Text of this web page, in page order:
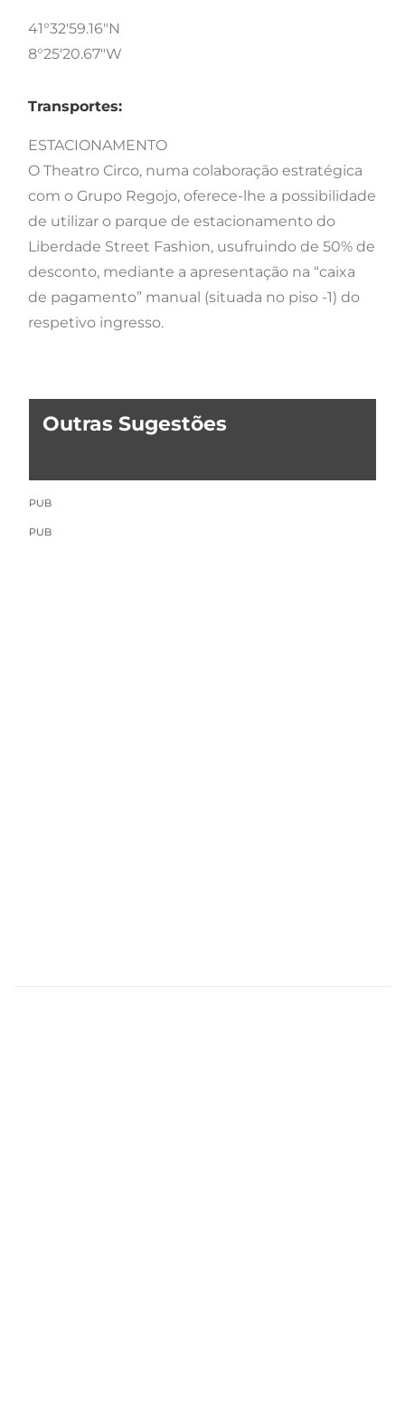
41°32'59.16"N
8°25'20.67"W
Transportes:
ESTACIONAMENTO
O Theatro Circo, numa colaboração estratégica
com o Grupo Regojo, oferece-lhe a possibilidade
de utilizar o parque de estacionamento do
Liberdade Street Fashion, usufruindo de 50% de
desconto, mediante a apresentação na “caixa
de pagamento” manual (situada no piso -1) do
respetivo ingresso.
Outras Sugestões
PUB
PUB